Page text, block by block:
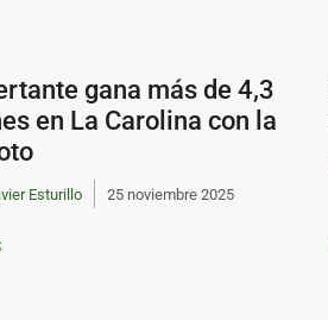
gana más de 4,3
en La Carolina con la
Esturillo 25 noviembre 2025